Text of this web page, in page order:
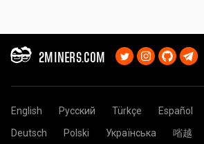
2MINERS.COM
English Русский Türkçe Español
Deutsch
Polski Українська 㗂越